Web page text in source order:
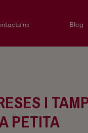
Blog
I
PETITA